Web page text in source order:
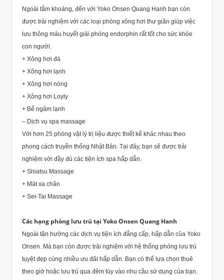
Ngoài tắm khoáng, đến với Yoko Onsen Quang Hanh bạn còn
được trải nghiệm với các loại phòng xông hơi thư giãn giúp việc
lưu thông máu huyết giải phóng endorphin rất tốt cho sức khỏe
con người.
+ Xông hơi đá
+ Xông hơi lạnh
+ Xông hơi nóng
+ Xông hơi Loyly
+ Bể ngâm lạnh
– Dịch vụ spa massage
Với hơn 25 phòng vật lý trị liệu được thiết kế khác nhau theo
phong cách truyền thống Nhật Bản. Tại đây, bạn sẽ được trải
nghiệm với đầy đủ các tiện ích spa hấp dẫn.
+ Shiatsu Massage
+ Mát xa chân
+ Sei-Tai Massage
Các hạng phòng lưu trú tại Yoko Onsen Quang Hanh
Ngoài tận hưởng các dịch vụ tiện ích đẳng cấp, hấp dẫn của Yoko
Onsen. Mà bạn còn được trải nghiệm với hệ thống phòng lưu trú
tuyệt đẹp cùng nhiều ưu đãi hấp dẫn. Bạn có thể lựa chọn thuê
theo giờ hoặc lưu trú qua đêm tùy vào nhu cầu sử dụng của bạn.